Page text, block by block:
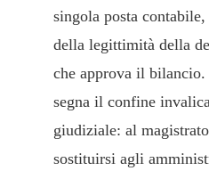
singola posta
della legittimità della
che approva il
segna il confine
giudiziale: al
sostituirsi agli